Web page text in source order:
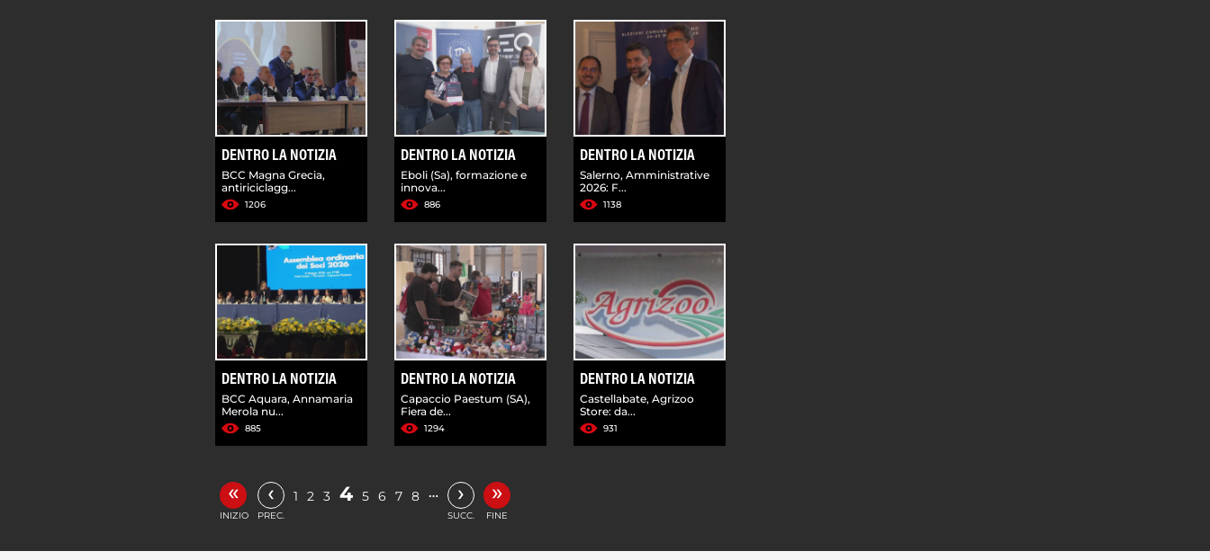
DENTRO LA NOTIZIA
BCC Magna Grecia,
antiriciclagg...
1206
DENTRO LA NOTIZIA
Eboli (Sa), formazione e
innova...
886
DENTRO LA NOTIZIA
Salerno, Amministrative
2026: F...
1138
DENTRO LA NOTIZIA
BCC Aquara, Annamaria
Merola nu...
885
DENTRO LA NOTIZIA
Capaccio Paestum (SA),
Fiera de...
1294
DENTRO LA NOTIZIA
Castellabate, Agrizoo
Store: da...
931
«
INIZIO
‹
PREC.
1 2 3 4 5 6 7 8 … ›
SUCC.
»
FINE